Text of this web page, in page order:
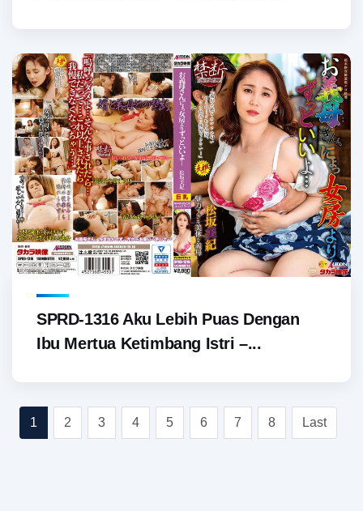
SPRD-1316 Aku Lebih Puas Dengan
Ibu Mertua Ketimbang Istri –...
1 2 3 4 5 6 7 8 Last